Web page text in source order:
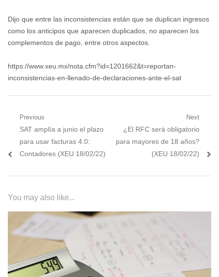
Dijo que entre las inconsistencias están que se duplican ingresos
como los anticipos que aparecen duplicados, no aparecen los
complementos de pago, entre otros aspectos.
https://www.xeu.mx/nota.cfm?id=1201662&t=reportan-
inconsistencias-en-llenado-de-declaraciones-ante-el-sat
Navegación
entradas
Previous
Previous
post:
SAT amplía a junio el plazo
para usar facturas 4.0:
Contadores (XEU 18/02/22)
Next
Next
post:
¿El RFC será obligatorio
para mayores de 18 años?
(XEU 18/02/22)
You may also like...